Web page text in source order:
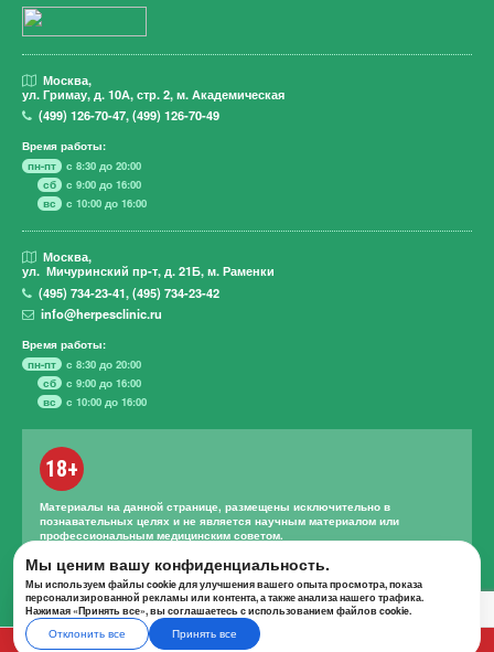
Москва,
ул. Гримау, д. 10А, стр. 2, м. Академическая
(499)126-70-47,(499)126-70-49
Время работы:
пн-пт
с 8:30 до 20:00
сб
с 9:00 до 16:00
вс
с 10:00 до 16:00
Москва,
ул. Мичуринский пр-т, д. 21Б, м. Раменки
(495)734-23-41,(495)734-23-42
info@herpesclinic.ru
Время работы:
пн-пт
с 8:30 до 20:00
сб
с 9:00 до 16:00
вс
с 10:00 до 16:00
18+
Материалы на данной странице, размещены исключительно в
познавательных целях и не является научным материалом или
профессиональным медицинским советом.
Правильное лечение и назначение лекарственных средств может
проводиться только квалифицированным специалистом с учетом
проведенной диагностики и истории болезни.
Мы ценим вашу конфиденциальность.
Мы используем файлы cookie для улучшения вашего опыта просмотра, показа
персонализированной рекламы или контента, а также анализа нашего трафика.
Нажимая «Принять все», вы соглашаетесь с использованием файлов cookie.
Отклонить все Принять все